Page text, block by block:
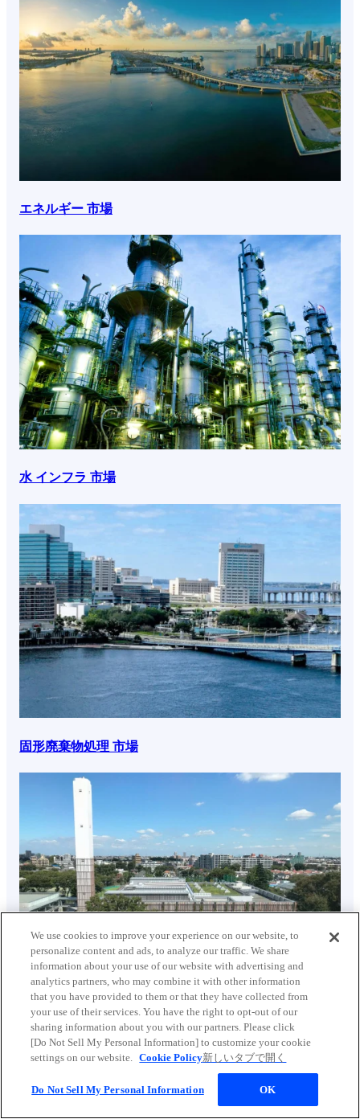
エネルギー 市場
水 インフラ 市場
固形廃棄物処理 市場
半導体製造装置 市場
We use cookies to improve your experience on our website, to
personalize content and ads, to analyze our traffic. We share
information about your use of our website with advertising and
analytics partners, who may combine it with other information
that you have provided to them or that they have collected from
your use of their services. You have the right to opt-out of our
sharing information about you with our partners. Please click
[Do Not Sell My Personal Information] to customize your cookie
settings on our website. Cookie Policy新しいタブで開く
Do Not Sell My Personal Information OK